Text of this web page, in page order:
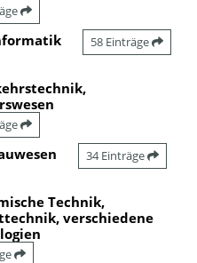
58 Einträge
34 Einträge
Technik,
verschiedene